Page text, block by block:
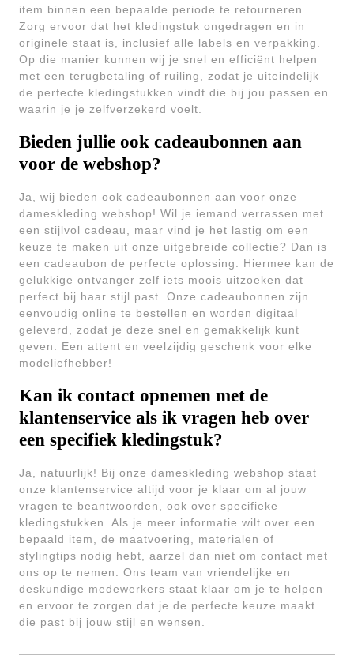
item binnen een bepaalde periode te retourneren.
Zorg ervoor dat het kledingstuk ongedragen en in
originele staat is, inclusief alle labels en verpakking.
Op die manier kunnen wij je snel en efficiënt helpen
met een terugbetaling of ruiling, zodat je uiteindelijk
de perfecte kledingstukken vindt die bij jou passen en
waarin je je zelfverzekerd voelt.
Bieden jullie ook cadeaubonnen aan
voor de webshop?
Ja, wij bieden ook cadeaubonnen aan voor onze
dameskleding webshop! Wil je iemand verrassen met
een stijlvol cadeau, maar vind je het lastig om een
keuze te maken uit onze uitgebreide collectie? Dan is
een cadeaubon de perfecte oplossing. Hiermee kan de
gelukkige ontvanger zelf iets moois uitzoeken dat
perfect bij haar stijl past. Onze cadeaubonnen zijn
eenvoudig online te bestellen en worden digitaal
geleverd, zodat je deze snel en gemakkelijk kunt
geven. Een attent en veelzijdig geschenk voor elke
modeliefhebber!
Kan ik contact opnemen met de
klantenservice als ik vragen heb over
een specifiek kledingstuk?
Ja, natuurlijk! Bij onze dameskleding webshop staat
onze klantenservice altijd voor je klaar om al jouw
vragen te beantwoorden, ook over specifieke
kledingstukken. Als je meer informatie wilt over een
bepaald item, de maatvoering, materialen of
stylingtips nodig hebt, aarzel dan niet om contact met
ons op te nemen. Ons team van vriendelijke en
deskundige medewerkers staat klaar om je te helpen
en ervoor te zorgen dat je de perfecte keuze maakt
die past bij jouw stijl en wensen.